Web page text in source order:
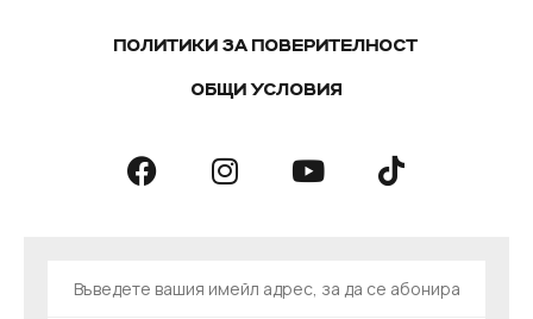
ПОЛИТИКИ ЗА ПОВЕРИТЕЛНОСТ
ОБЩИ УСЛОВИЯ